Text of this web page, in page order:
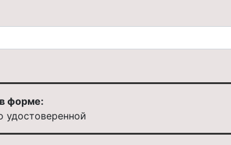
форме:
удостоверенной